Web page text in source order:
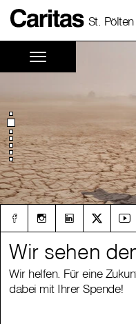
St.
Wir sehen
Wir helfen. Für eine
dabei mit Ihrer Spende!
Wir sehen
Wir helfen. Für eine
dabei mit Ihrer Spende!